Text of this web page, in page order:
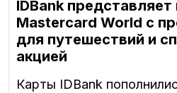
IDBank
Mastercard World с
для путешествий и
акцией
Карты IDBank